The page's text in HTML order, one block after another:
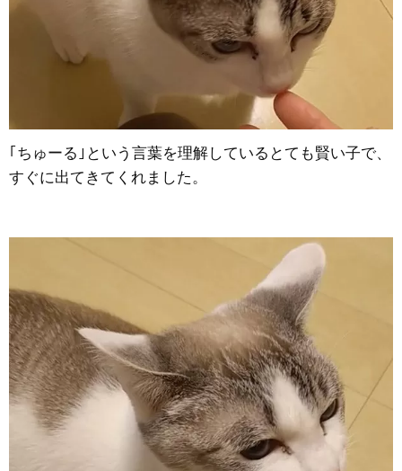
｢ちゅーる｣という言葉を理解しているとても賢い子で、
すぐに出てきてくれました。